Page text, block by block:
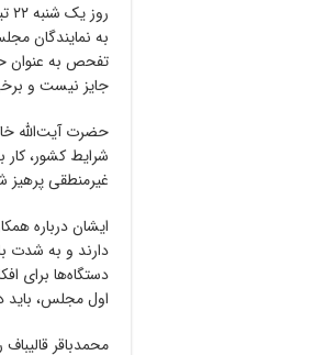
به نمایندگان
تفحص به عنوان
جایز نیست و
حضرت آیت‌الله
شرایط کشور، کار
غیرمنطقی پرهیز
ایشان درباره
دارند و به شدت
دستگاه‌ها برای
اول مجلس، باید